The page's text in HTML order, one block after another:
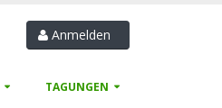
Anmelden
TAGUNGEN